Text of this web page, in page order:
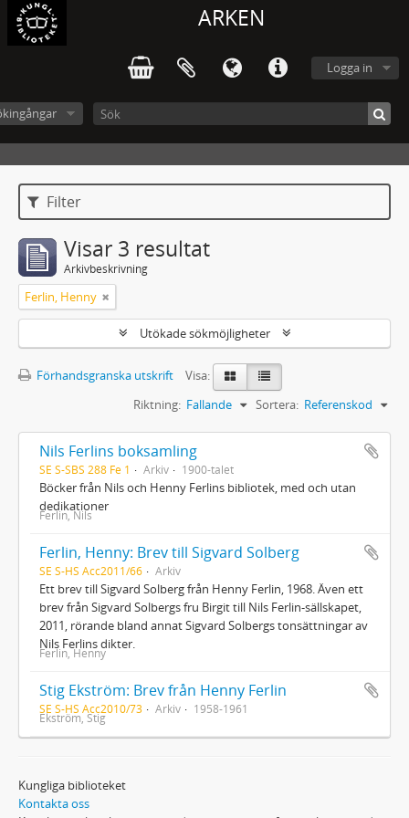
ARKEN
Logga in
Filter
Visar 3 resultat
Arkivbeskrivning
Ferlin, Henny
Utökade sökmöjligheter
Förhandsgranska utskrift
Visa:
Sortera: Referenskod
Riktning: Fallande
Nils Ferlins boksamling
SE S-SBS 288 Fe 1 Arkiv 1900-talet
Böcker från Nils och Henny Ferlins bibliotek, med och utan
dedikationer
Ferlin, Nils
Ferlin, Henny: Brev till Sigvard Solberg
SE S-HS Acc2011/66 Arkiv
Ett brev till Sigvard Solberg från Henny Ferlin, 1968. Även ett
brev från Sigvard Solbergs fru Birgit till Nils Ferlin-sällskapet,
2011, rörande bland annat Sigvard Solbergs tonsättningar av
Nils Ferlins dikter.
Ferlin, Henny
Stig Ekström: Brev från Henny Ferlin
SE S-HS Acc2010/73 Arkiv 1958-1961
Ekström, Stig
Kungliga biblioteket
Kontakta oss